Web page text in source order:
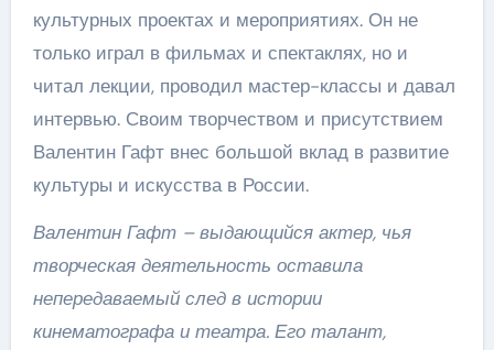
культурных проектах и мероприятиях. Он не
только играл в фильмах и спектаклях, но и
читал лекции, проводил мастер-классы и давал
интервью. Своим творчеством и присутствием
Валентин Гафт внес большой вклад в развитие
культуры и искусства в России.
Валентин Гафт – выдающийся актер, чья
творческая деятельность оставила
непередаваемый след в истории
кинематографа и театра. Его талант,